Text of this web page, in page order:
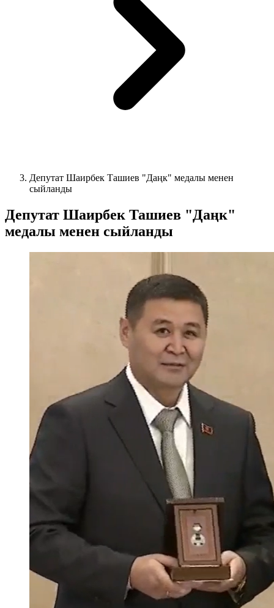
Депутат Шаирбек Ташиев "Даңк" медалы менен
сыйланды
Депутат Шаирбек Ташиев "Даңк"
медалы менен сыйланды